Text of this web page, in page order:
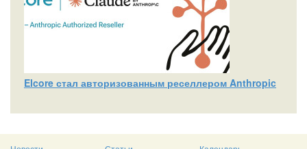
Elcore стал авторизованным реселлером Anthropic